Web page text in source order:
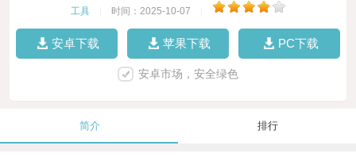
工具 时间：2025-10-07
安卓下载 苹果下载 PC下载
安卓市场，安全绿色
简介 排行